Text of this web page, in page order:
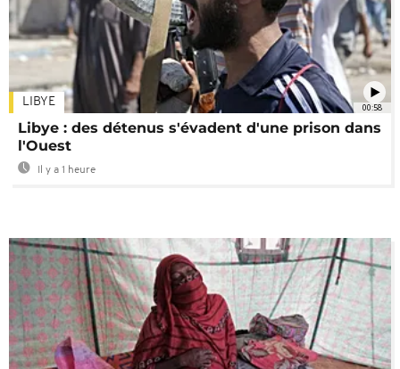
00:58
LIBYE
Libye : des détenus s'évadent d'une prison dans
l'Ouest
Il y a 1 heure